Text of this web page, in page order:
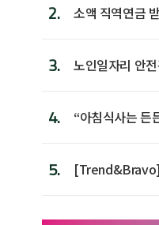
2.
소액 직역연금
3.
노인일자리 안
4.
“아침식사는 든
5.
[Trend&Bravo]